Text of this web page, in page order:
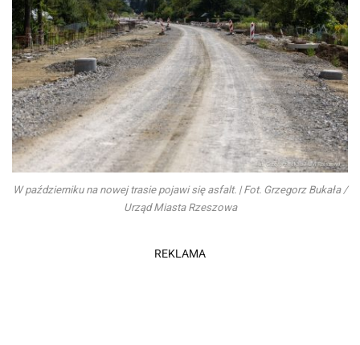
W październiku na nowej trasie pojawi się asfalt. | Fot. Grzegorz Bukała /
Urząd Miasta Rzeszowa
REKLAMA